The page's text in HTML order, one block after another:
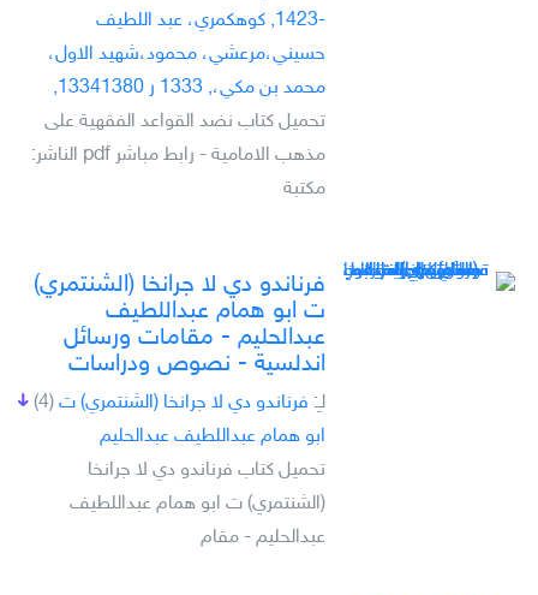
-1423, كوهكمري، عبد اللطيف
حسيني،مرعشي، محمود،شهيد الاول،
محمد بن مكي،, 1333 ر 13341380,
تحميل كتاب نضد القواعد الفقهية على
مذهب الامامية - رابط مباشر pdf الناشر:
مكتبة
فرناندو دي لا جرانخا (الشنتمري)
ت ابو ھمام عبداللطيف
عبدالحليم - مقامات ورسائل
اندلسية - نصوص ودراسات
(4) لـِ: فرناندو دي لا جرانخا (الشنتمري) ت
ابو ھمام عبداللطيف عبدالحليم
تحميل كتاب فرناندو دي لا جرانخا
(الشنتمري) ت ابو ھمام عبداللطيف
عبدالحليم - مقام